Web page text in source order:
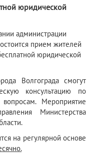
юридической
администрации
прием жителей
юридической
Волгограда смогут
консультацию по
Мероприятие
Министерства
на регулярной основе